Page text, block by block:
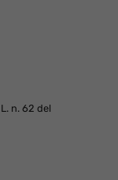
n. 62 del